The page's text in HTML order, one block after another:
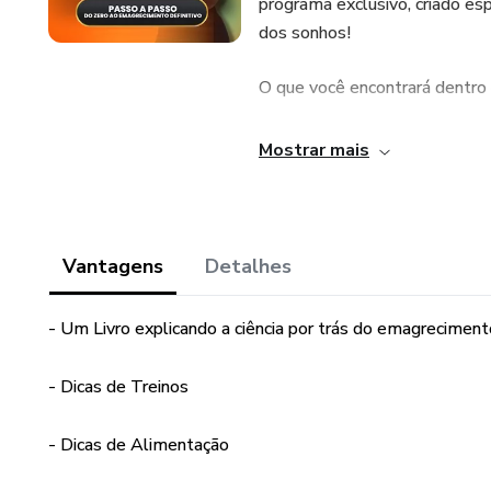
dos sonhos!
O que você encontrará dentro
🌟 A Verdade sobre o
ajudarão a manter uma
preocupações comuns,
Mostrar mais
Vantagens Detalhes
- Um Livro explicando a ciência por trás do
- Dicas de Treinos
- Dicas de Alimentação